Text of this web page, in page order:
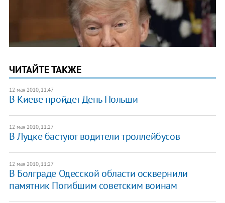
ЧИТАЙТЕ ТАКЖЕ
12 мая 2010, 11:47
В Киеве пройдет День Польши
12 мая 2010, 11:27
В Луцке бастуют водители троллейбусов
12 мая 2010, 11:27
В Болграде Одесской области осквернили
памятник Погибшим советским воинам